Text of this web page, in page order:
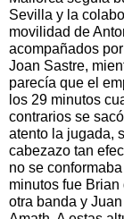
Sevilla y la
movilidad de
acompañados
Joan Sastre,
parecía que el
los 29 minutos
contrarios se
atento la jugada,
cabezazo tan
no se
minutos fue
otra banda y